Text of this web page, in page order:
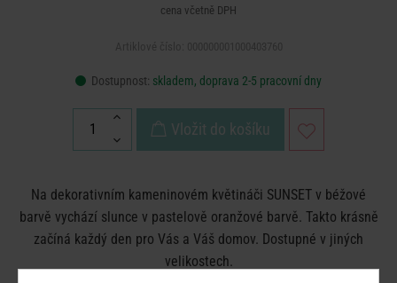
cena včetně DPH
Dostupnost: skladem, doprava 2-5 pracovní dny
Vložit do košíku
Na dekorativním kameninovém květináči SUNSET v béžové
barvě vychází slunce v pastelově oranžové barvě. Takto krásně
začíná každý den pro Vás a Váš domov. Dostupné v jiných
velikostech.